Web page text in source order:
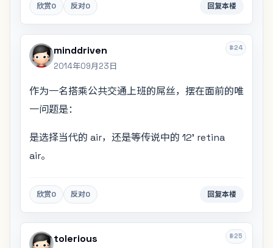
欣赏0 反对0 回复本楼
#24
minddriven
2014年09月23日
作为一名搭乘公共交通上班的屌丝，摆在面前的唯
一问题是：
是选择当代的 air，还是等传说中的 12' retina
air。
欣赏0 反对0 回复本楼
#25
tolerious